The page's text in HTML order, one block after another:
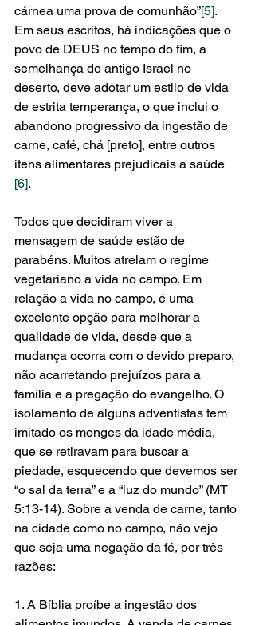
cárnea uma prova de comunhão”[5].
Em seus escritos, há indicações que o
povo de DEUS no tempo do fim, a
semelhança do antigo Israel no
deserto, deve adotar um estilo de vida
de estrita temperança, o que inclui o
abandono progressivo da ingestão de
carne, café, chá [preto], entre outros
itens alimentares prejudicais a saúde
[6].
Todos que decidiram viver a
mensagem de saúde estão de
parabéns. Muitos atrelam o regime
vegetariano a vida no campo. Em
relação a vida no campo, é uma
excelente opção para melhorar a
qualidade de vida, desde que a
mudança ocorra com o devido preparo,
não acarretando prejuízos para a
família e a pregação do evangelho. O
isolamento de alguns adventistas tem
imitado os monges da idade média,
que se retiravam para buscar a
piedade, esquecendo que devemos ser
“o sal da terra” e a “luz do mundo” (MT
5:13-14). Sobre a venda de carne, tanto
na cidade como no campo, não vejo
que seja uma negação da fé, por três
razões:
1. A Bíblia proíbe a ingestão dos